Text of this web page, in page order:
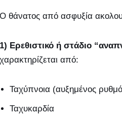
Ο θάνατος από ασφυξία
1) Ερεθιστικό ή στάδιο
χαρακτηρίζεται από:
Ταχύπνοια (αυξημένος
Ταχυκαρδία